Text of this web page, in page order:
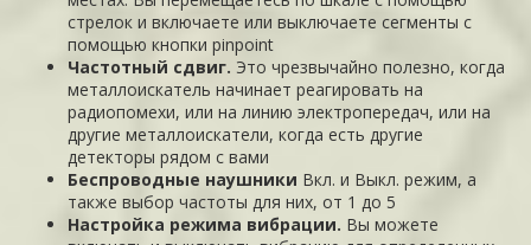
стрелок и включаете или выключаете сегменты с
помощью кнопки pinpoint
Частотный сдвиг. Это чрезвычайно полезно, когда
металлоискатель начинает реагировать на
радиопомехи, или на линию электропередач, или на
другие металлоискатели, когда есть другие
детекторы рядом с вами
Беспроводные наушники Вкл. и Выкл. режим, а
также выбор частоты для них, от 1 до 5
Настройка режима вибрации. Вы можете